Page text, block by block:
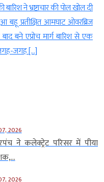
की पोल खोल दी
ओवरब्रिज
बारिश से एक
हरैया: देश की
हकीकत बयां
लिए एक सपना
2026
ने कलेक्ट्रेट परिसर में पीया
2026